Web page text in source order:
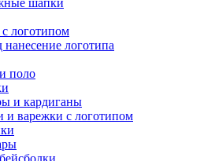
шапки
логотипом
нанесение логотипа
поло
и кардиганы
и варежки с логотипом